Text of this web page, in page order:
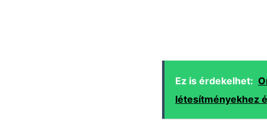
Ez is érdekelhet:
létesítményekhez